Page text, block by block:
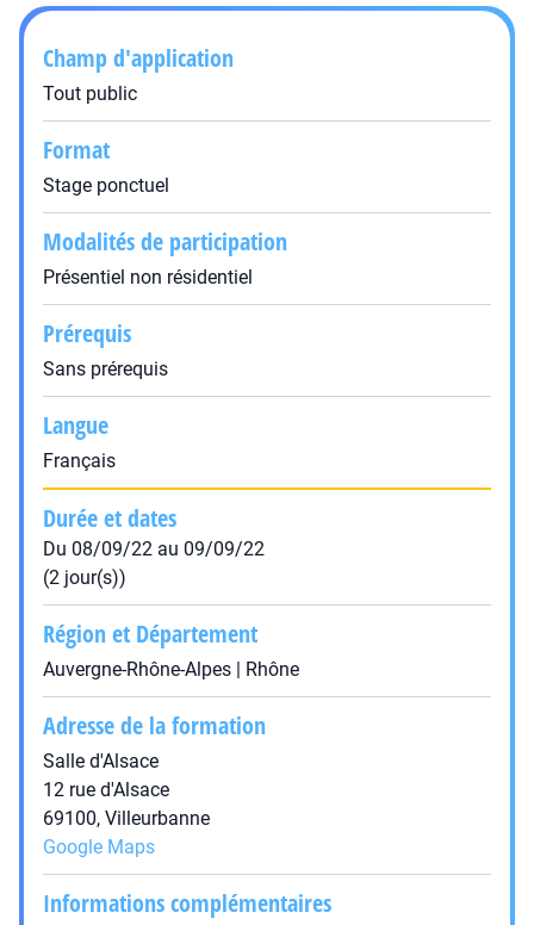
Champ d'application
Tout public
Format
Stage ponctuel
Modalités de participation
Présentiel non résidentiel
Prérequis
Sans prérequis
Langue
Français
Durée et dates
Du 08/09/22 au 09/09/22
(2 jour(s))
Région et Département
Auvergne-Rhône-Alpes | Rhône
Adresse de la formation
Salle d'Alsace
12 rue d'Alsace
69100, Villeurbanne
Google Maps
Informations complémentaires